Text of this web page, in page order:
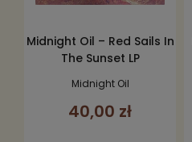
Midnight Oil – Red Sails In
The Sunset LP
Midnight Oil
40,00 zł